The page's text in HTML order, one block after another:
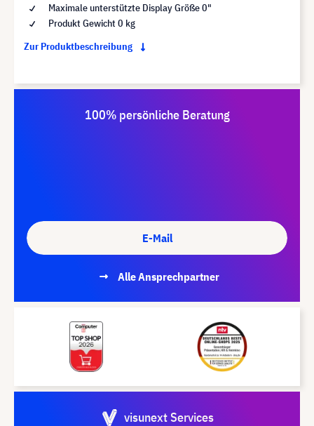
Maximale unterstützte Display Größe 0"
Produkt Gewicht 0 kg
Zur Produktbeschreibung
100% persönliche Beratung
E-Mail
Alle Ansprechpartner
visunext Services